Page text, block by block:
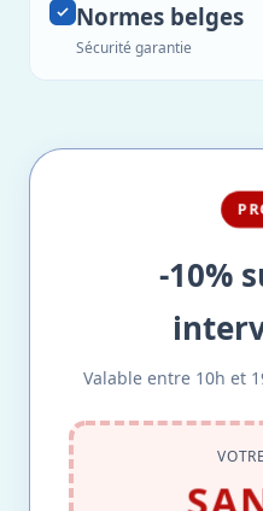
Normes belges
Sécurité garantie
-10%
Valable entre 10h et